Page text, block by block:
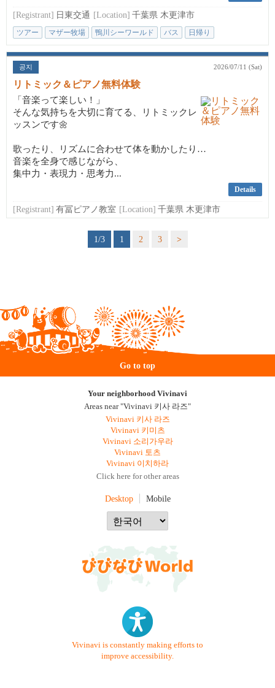
[Registrant] 日東交通 [Location] 千葉県 木更津市
ツアー マザー牧場 鴨川シーワールド バス 日帰り
공지 2026/07/11 (Sat)
リトミック＆ピアノ無料体験
「音楽って楽しい！」
そんな気持ちを大切に育てる、リトミックレ
ッスンです🌼
歌ったり、リズムに合わせて体を動かしたり…
音楽を全身で感じながら、
集中力・表現力・思考力...
Details
[Registrant] 有冨ピアノ教室 [Location] 千葉県 木更津市
1/3 1 2 3 >
Go to top
Your neighborhood Vivinavi
Areas near "Vivinavi 키사 라즈"
Vivinavi 키사 라즈
Vivinavi 키미츠
Vivinavi 소리가우라
Vivinavi 토츠
Vivinavi 이치하라
Click here for other areas
Desktop Mobile
Vivinavi is constantly making efforts to
improve accessibility.